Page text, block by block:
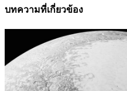
บทความที่เกี่ยวข้อง